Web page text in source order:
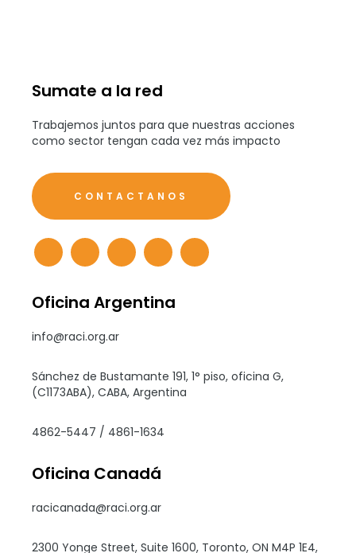
Sumate a la red
Trabajemos juntos para que nuestras acciones
como sector tengan cada vez más impacto
CONTACTANOS
Oficina Argentina
info@raci.org.ar
Sánchez de Bustamante 191, 1° piso, oficina G,
(C1173ABA), CABA, Argentina
4862-5447 / 4861-1634
Oficina Canadá
racicanada@raci.org.ar
2300 Yonge Street, Suite 1600, Toronto, ON M4P 1E4,